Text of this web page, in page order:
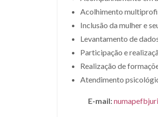
Acolhimento
Inclusão da mulher e
Levantamento de
Participação e
Realização de
Atendimento
E-mail: